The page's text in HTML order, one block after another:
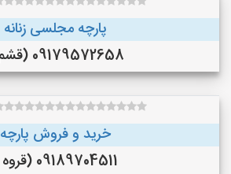
پارچه مجلسی زنانه
09179572658 (قشم )
خرید و فروش پارچه
09189704511 (قروه )